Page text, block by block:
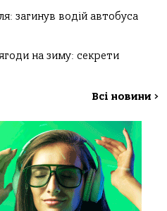
загинув водій автобуса
на зиму: секрети
Всі новини >